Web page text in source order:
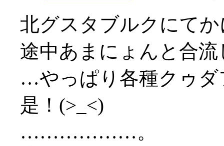
北グスタブルクにて
途中あまにょんと合
…やっぱり各種クゥダ
是！(>_<)
………………。